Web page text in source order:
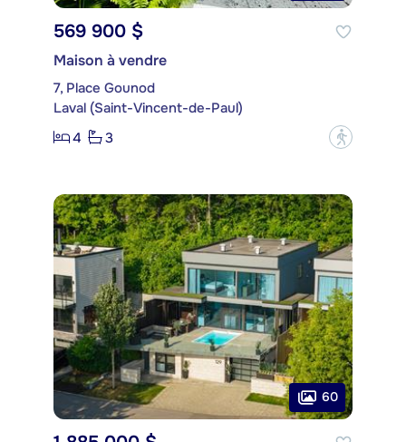
569 900 $
Maison à vendre
7, Place Gounod
Laval (Saint-Vincent-de-Paul)
4
3 ?
60